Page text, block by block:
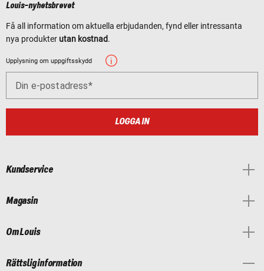
Louis-nyhetsbrevet
Få all information om aktuella erbjudanden, fynd eller intressanta
nya produkter utan kostnad.
Upplysning om uppgiftsskydd
Din e-postadress
LOGGA IN
Kundservice
Magasin
Om Louis
Rättslig information